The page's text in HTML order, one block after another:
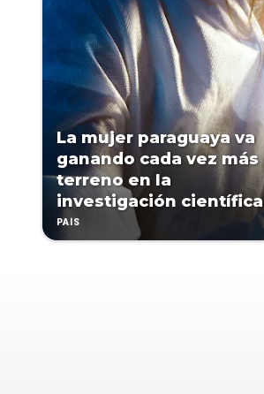
La mujer paraguaya va
ganando cada vez más
terreno en la
investigación científica
PAÍS